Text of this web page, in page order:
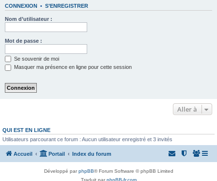
CONNEXION • S’ENREGISTRER
Nom d’utilisateur :
Mot de passe :
Se souvenir de moi
Masquer ma présence en ligne pour cette session
Aller à
QUI EST EN LIGNE
Utilisateurs parcourant ce forum : Aucun utilisateur enregistré et 3 invités
Accueil Portail Index du forum
Développé parphpBB® Forum Software © phpBB Limited
Traduit parphpBB-fr.com